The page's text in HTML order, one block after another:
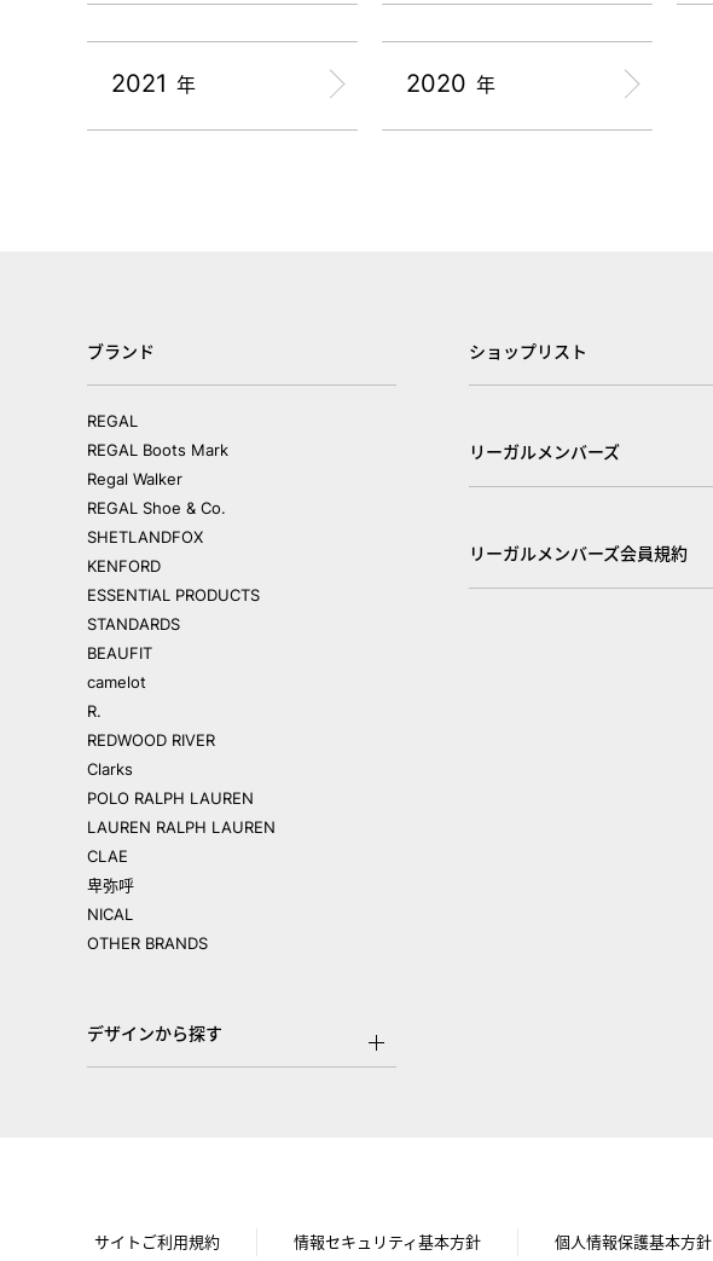
2021 年 2020 年
ブランド
REGAL
REGAL Boots Mark
Regal Walker
REGAL Shoe & Co.
SHETLANDFOX
KENFORD
ESSENTIAL PRODUCTS
STANDARDS
BEAUFIT
camelot
R.
REDWOOD RIVER
Clarks
POLO RALPH LAUREN
LAUREN RALPH LAUREN
CLAE
卑弥呼
NICAL
OTHER BRANDS
デザインから探す
ショップリスト
リーガルメンバーズ
リーガルメンバーズ会員規約
サイトご利用規約 情報セキュリティ基本方針 個人情報保護基本方針